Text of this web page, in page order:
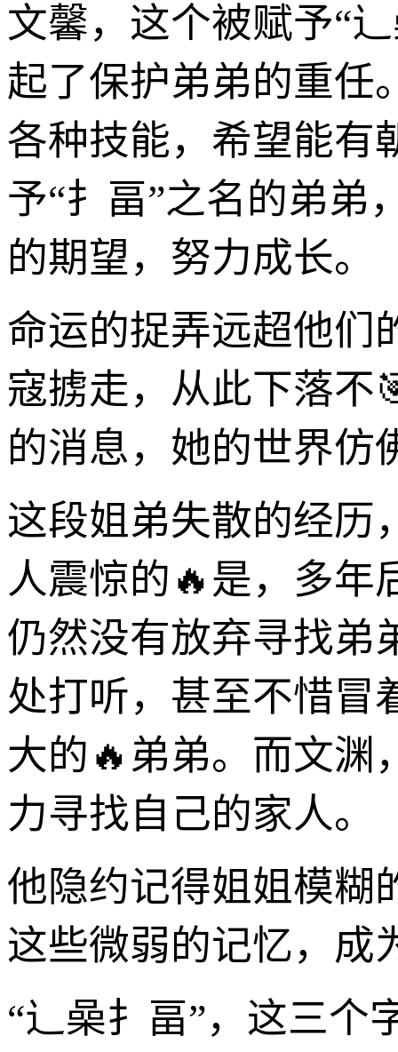
文馨，这个被赋予“
起了保护弟弟的重任
各种技能，希望能有
予“扌畐”之名的弟弟
的期望，努力成长。
命运的捉弄远超他们
寇掳走，从此下落不
的消息，她的世界仿
这段姐弟失散的经历
人震惊的🔥是，多年
仍然没有放弃寻找弟
处打听，甚至不惜冒
大的🔥弟弟。而文渊
力寻找自己的家人。
他隐约记得姐姐模糊
这些微弱的记忆，成
“辶喿扌畐”，这三个